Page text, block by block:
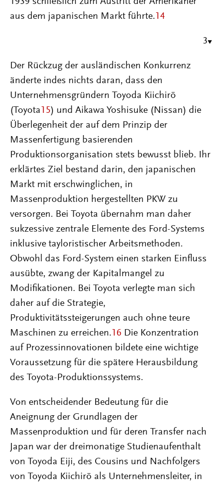
aus dem japanischen Markt führte. 14
3
Der Rückzug der ausländischen Konkurrenz
änderte indes nichts daran, dass den
Unternehmensgründern Toyoda Kiichirō
(Toyota 15) und Aikawa Yoshisuke (Nissan) die
Überlegenheit der auf dem Prinzip der
Massenfertigung basierenden
Produktionsorganisation stets bewusst blieb. Ihr
erklärtes Ziel bestand darin, den japanischen
Markt mit erschwinglichen, in
Massenproduktion hergestellten PKW zu
versorgen. Bei Toyota übernahm man daher
sukzessive zentrale Elemente des Ford-Systems
inklusive tayloristischer Arbeitsmethoden.
Obwohl das Ford-System einen starken Einfluss
ausübte, zwang der Kapitalmangel zu
Modifikationen. Bei Toyota verlegte man sich
daher auf die Strategie,
Produktivitätssteigerungen auch ohne teure
Maschinen zu erreichen. 16 Die Konzentration
auf Prozessinnovationen bildete eine wichtige
Voraussetzung für die spätere Herausbildung
des Toyota-Produktionssystems.
Von entscheidender Bedeutung für die
Aneignung der Grundlagen der
Massenproduktion und für deren Transfer nach
Japan war der dreimonatige Studienaufenthalt
von Toyoda Eiji, des Cousins und Nachfolgers
von Toyoda Kiichirō als Unternehmensleiter, in